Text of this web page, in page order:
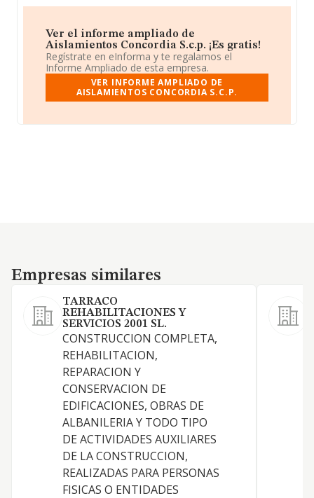
Ver el informe ampliado de
Aislamientos Concordia S.c.p. ¡Es gratis!
Regístrate en eInforma y te regalamos el
Informe Ampliado de esta empresa.
VER INFORME AMPLIADO DE
AISLAMIENTOS CONCORDIA S.C.P.
Empresas similares
Empresas similares
TARRACO
REHABILITACIONES Y
SERVICIOS 2001 SL.
CONSTRUCCION COMPLETA,
REHABILITACION,
REPARACION Y
CONSERVACION DE
EDIFICACIONES, OBRAS DE
ALBANILERIA Y TODO TIPO
DE ACTIVIDADES AUXILIARES
DE LA CONSTRUCCION,
REALIZADAS PARA PERSONAS
FISICAS O ENTIDADES